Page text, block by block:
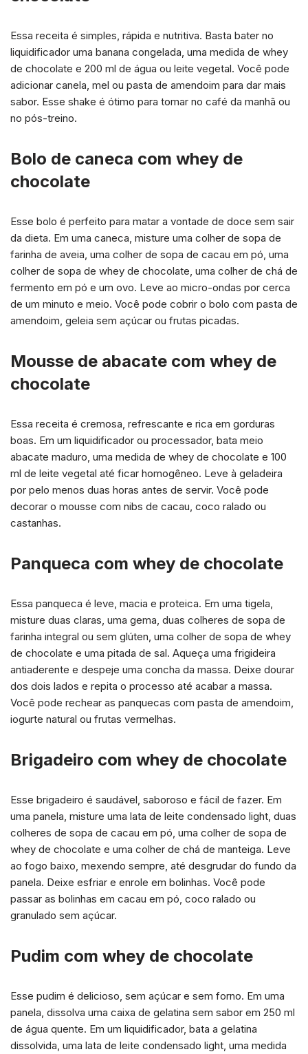
Essa receita é simples, rápida e nutritiva. Basta bater no
liquidificador uma banana congelada, uma medida de whey
de chocolate e 200 ml de água ou leite vegetal. Você pode
adicionar canela, mel ou pasta de amendoim para dar mais
sabor. Esse shake é ótimo para tomar no café da manhã ou
no pós-treino.
Bolo de caneca com whey de
chocolate
Esse bolo é perfeito para matar a vontade de doce sem sair
da dieta. Em uma caneca, misture uma colher de sopa de
farinha de aveia, uma colher de sopa de cacau em pó, uma
colher de sopa de whey de chocolate, uma colher de chá de
fermento em pó e um ovo. Leve ao micro-ondas por cerca
de um minuto e meio. Você pode cobrir o bolo com pasta de
amendoim, geleia sem açúcar ou frutas picadas.
Mousse de abacate com whey de
chocolate
Essa receita é cremosa, refrescante e rica em gorduras
boas. Em um liquidificador ou processador, bata meio
abacate maduro, uma medida de whey de chocolate e 100
ml de leite vegetal até ficar homogêneo. Leve à geladeira
por pelo menos duas horas antes de servir. Você pode
decorar o mousse com nibs de cacau, coco ralado ou
castanhas.
Panqueca com whey de chocolate
Essa panqueca é leve, macia e proteica. Em uma tigela,
misture duas claras, uma gema, duas colheres de sopa de
farinha integral ou sem glúten, uma colher de sopa de whey
de chocolate e uma pitada de sal. Aqueça uma frigideira
antiaderente e despeje uma concha da massa. Deixe dourar
dos dois lados e repita o processo até acabar a massa.
Você pode rechear as panquecas com pasta de amendoim,
iogurte natural ou frutas vermelhas.
Brigadeiro com whey de chocolate
Esse brigadeiro é saudável, saboroso e fácil de fazer. Em
uma panela, misture uma lata de leite condensado light, duas
colheres de sopa de cacau em pó, uma colher de sopa de
whey de chocolate e uma colher de chá de manteiga. Leve
ao fogo baixo, mexendo sempre, até desgrudar do fundo da
panela. Deixe esfriar e enrole em bolinhas. Você pode
passar as bolinhas em cacau em pó, coco ralado ou
granulado sem açúcar.
Pudim com whey de chocolate
Esse pudim é delicioso, sem açúcar e sem forno. Em uma
panela, dissolva uma caixa de gelatina sem sabor em 250 ml
de água quente. Em um liquidificador, bata a gelatina
dissolvida, uma lata de leite condensado light, uma medida